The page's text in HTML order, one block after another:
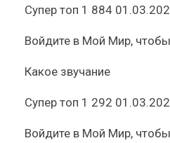
Супер топ 1 884
Войдите в Мой Мир,
Какое звучание
Супер топ 1 292
Войдите в Мой Мир,